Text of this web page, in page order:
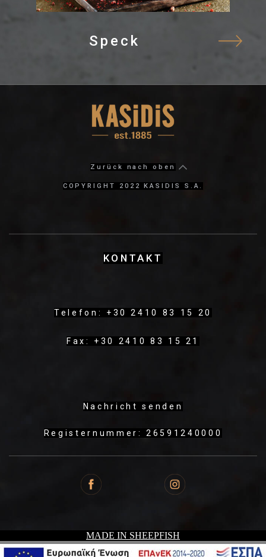
Speck
Zurück nach oben
COPYRIGHT 2022 KASIDIS S.A.
KΟΝΤΑΚΤ
Telefon: +30 2410 83 15 20
Fax: +30 2410 83 15 21
Nachricht senden
Registernummer: 26591240000
MADE IN SHEEPFISH